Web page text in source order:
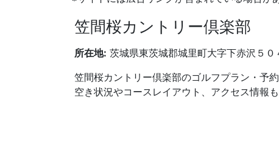
笠間桜カントリー倶楽部
所在地: 茨城県東茨城郡城里町大字下赤沢５０
笠間桜カントリー倶楽部のゴルフプラン・予
空き状況やコースレイアウト、アクセス情報